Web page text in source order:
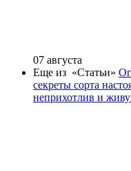
07 августа
Еще из «Статьи»
секреты сорта
неприхотлив и